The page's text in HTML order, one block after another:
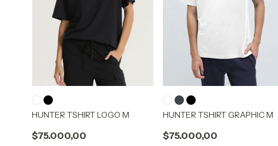
HUNTER TSHIRT LOGO M
$75.000,00
HUNTER TSHIRT GRAPHIC M
$75.000,00